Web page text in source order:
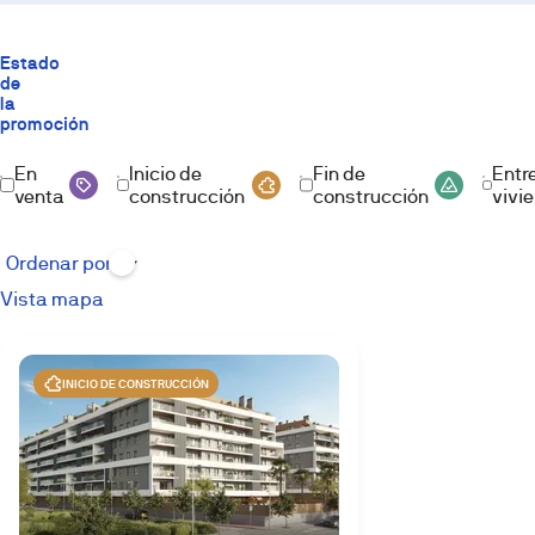
Estado
de
la
promoción
En
venta
Inicio de
construcción
Fin de
construcción
Vista mapa
INICIO DE CONSTRUCCIÓN